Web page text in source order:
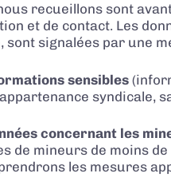
recueillons sont
et de contact. Les
signalées par une
sensibles
syndicale,
concernant les
de mineurs de moins
les mesures